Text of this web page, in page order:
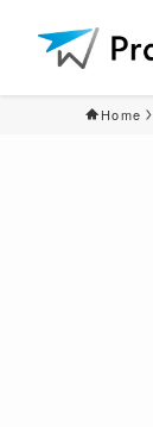
Home